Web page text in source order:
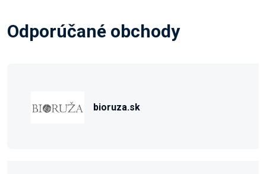
Odporúčané obchody
bioruza.sk